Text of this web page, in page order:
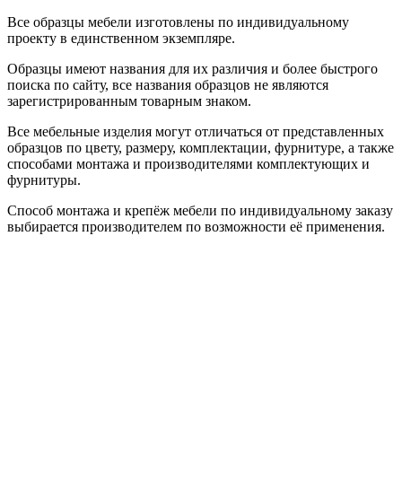
Все образцы мебели изготовлены по индивидуальному
проекту в единственном экземпляре.
Образцы имеют названия для их различия и более быстрого
поиска по сайту, все названия образцов не являются
зарегистрированным товарным знаком.
Все мебельные изделия могут отличаться от представленных
образцов по цвету, размеру, комплектации, фурнитуре, а также
способами монтажа и производителями комплектующих и
фурнитуры.
Способ монтажа и крепёж мебели по индивидуальному заказу
выбирается производителем по возможности её применения.